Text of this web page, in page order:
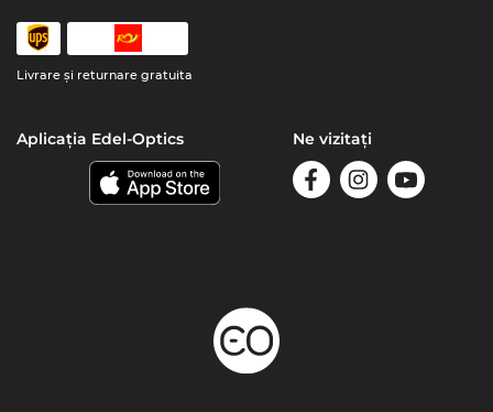
Livrare şi returnare gratuita
Aplicația Edel-Optics Ne vizitați